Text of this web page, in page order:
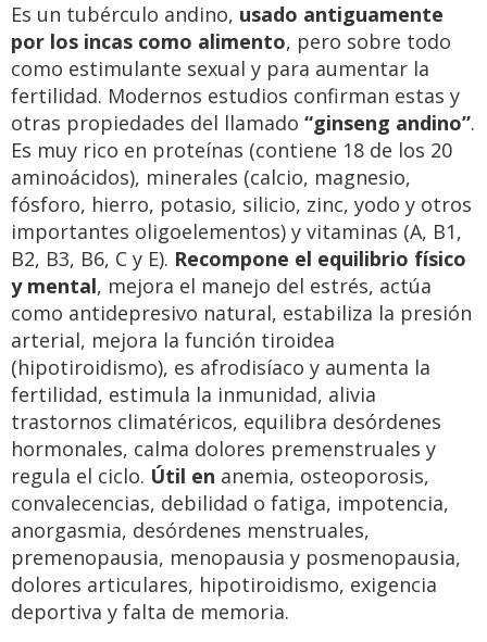
Es un tubérculo andino, usado antiguamente
por los incas como alimento, pero sobre todo
como estimulante sexual y para aumentar la
fertilidad. Modernos estudios confirman estas y
otras propiedades del llamado “ginseng andino”.
Es muy rico en proteínas (contiene 18 de los 20
aminoácidos), minerales (calcio, magnesio,
fósforo, hierro, potasio, silicio, zinc, yodo y otros
importantes oligoelementos) y vitaminas (A, B1,
B2, B3, B6, C y E). Recompone el equilibrio físico
y mental, mejora el manejo del estrés, actúa
como antidepresivo natural, estabiliza la presión
arterial, mejora la función tiroidea
(hipotiroidismo), es afrodisíaco y aumenta la
fertilidad, estimula la inmunidad, alivia
trastornos climatéricos, equilibra desórdenes
hormonales, calma dolores premenstruales y
regula el ciclo. Útil en anemia, osteoporosis,
convalecencias, debilidad o fatiga, impotencia,
anorgasmia, desórdenes menstruales,
premenopausia, menopausia y posmenopausia,
dolores articulares, hipotiroidismo, exigencia
deportiva y falta de memoria.